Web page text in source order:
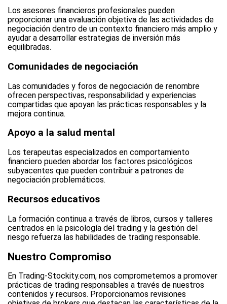
Los asesores financieros profesionales pueden
proporcionar una evaluación objetiva de las actividades de
negociación dentro de un contexto financiero más amplio y
ayudar a desarrollar estrategias de inversión más
equilibradas.
Comunidades de negociación
Las comunidades y foros de negociación de renombre
ofrecen perspectivas, responsabilidad y experiencias
compartidas que apoyan las prácticas responsables y la
mejora continua.
Apoyo a la salud mental
Los terapeutas especializados en comportamiento
financiero pueden abordar los factores psicológicos
subyacentes que pueden contribuir a patrones de
negociación problemáticos.
Recursos educativos
La formación continua a través de libros, cursos y talleres
centrados en la psicología del trading y la gestión del
riesgo refuerza las habilidades de trading responsable.
Nuestro Compromiso
En Trading-Stockity.com, nos comprometemos a promover
prácticas de trading responsables a través de nuestros
contenidos y recursos. Proporcionamos revisiones